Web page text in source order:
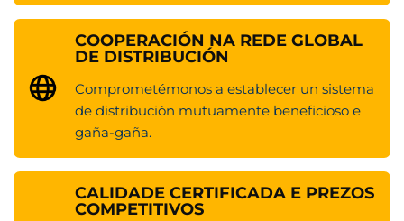
COOPERACIÓN NA REDE GLOBAL
DE DISTRIBUCIÓN
Comprometémonos a establecer un sistema
de distribución mutuamente beneficioso e
gaña-gaña.
CALIDADE CERTIFICADA E PREZOS
COMPETITIVOS